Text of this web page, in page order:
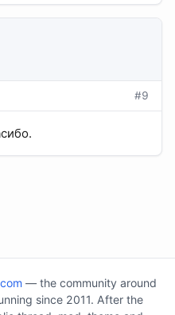
#9
— the community around
since 2011. After the